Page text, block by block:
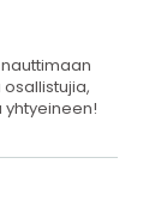
yhtyeineen!